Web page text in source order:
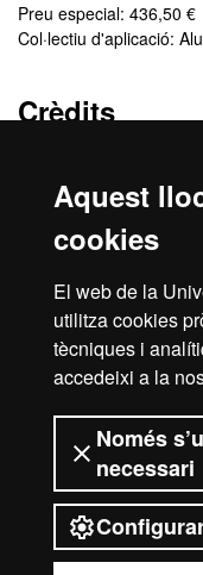
Aquest
cookies
El web de la
utilitza cookies
tècniques i
accedeixi a la
Només
necessari
Preu especial: 436,50 €
Col·lectiu d'aplicació:
Crèdits
Cancel·lació
garantir la viabilitat del
major, el centre es
Inici Avís
Sobre el web
2026